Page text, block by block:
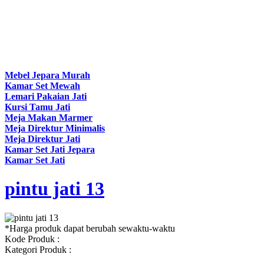
Mebel Jepara Murah
Kamar Set Mewah
Lemari Pakaian Jati
Kursi Tamu Jati
Meja Makan Marmer
Meja Direktur Minimalis
Meja Direktur Jati
Kamar Set Jati Jepara
Kamar Set Jati
pintu jati 13
*Harga produk dapat berubah sewaktu-waktu
Kode Produk :
Kategori Produk :